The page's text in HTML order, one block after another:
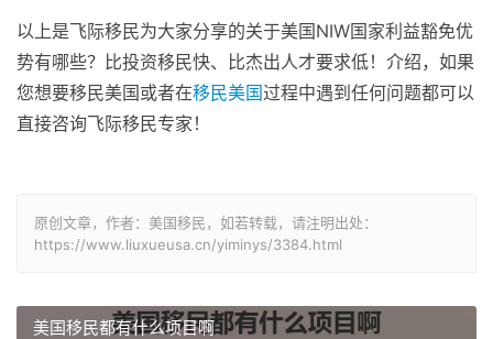
以上是飞际移民为大家分享的关于美国NIW国家利益豁免优
势有哪些？比投资移民快、比杰出人才要求低！介绍，如果
您想要移民美国或者在移民美国过程中遇到任何问题都可以
直接咨询飞际移民专家！
原创文章，作者：美国移民，如若转载，请注明出处：
https://www.liuxueusa.cn/yiminys/3384.html
美国移民都有什么项目啊